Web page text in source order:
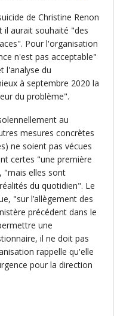
de Christine Renon
il aurait souhaité "des
Pour l'organisation
n'est pas acceptable"
l'analyse du
à septembre 2020 la
du problème".
au
mesures concrètes
ne soient pas vécues
certes "une première
"mais elles sont
du quotidien". Le
"sur l’allègement des
précédent dans le
une
il ne doit pas
rappelle qu'elle
pour la direction